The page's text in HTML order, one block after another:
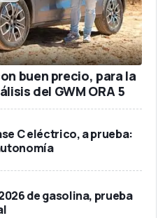
buen precio, para la
del GWM ORA 5
C eléctrico, a prueba:
de gasolina, prueba